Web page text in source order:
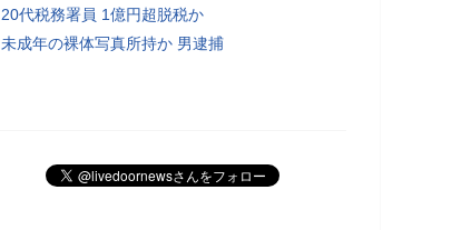
20代税務署員 1億円超脱税か
未成年の裸体写真所持か 男逮捕